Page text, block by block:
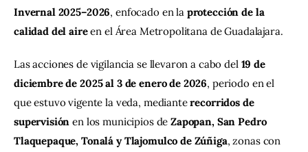
Invernal 2025–2026, enfocado en la protección de la
calidad del aire en el Área Metropolitana de Guadalajara.
Las acciones de vigilancia se llevaron a cabo del 19 de
diciembre de 2025 al 3 de enero de 2026, periodo en el
que estuvo vigente la veda, mediante recorridos de
supervisión en los municipios de Zapopan, San Pedro
Tlaquepaque, Tonalá y Tlajomulco de Zúñiga, zonas con